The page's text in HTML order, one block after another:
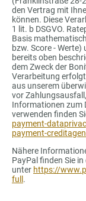
den Vertrag mit
können. Diese
1 lit. b DSGVO.
Basis
bzw. Score -
bereits oben
dem Zweck der
Verarbeitung
aus unserem
vor
Informationen zum
verwenden finden
payment-
payment-
Nähere
PayPal finden Sie
unter https://
full .